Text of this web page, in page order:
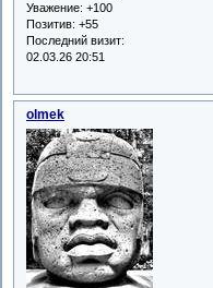
Уважение: +100
Позитив: +55
Последний визит:
02.03.26 20:51
olmek